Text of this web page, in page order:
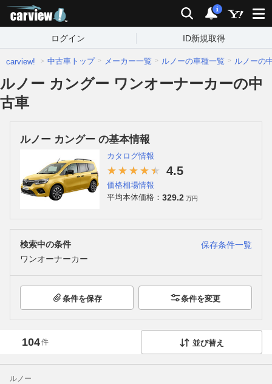
検索 通知
i
ログイン ID新規取得
carview! 中古車トップ メーカー一覧 ルノーの車種一覧 ルノーの
ルノー カングー ワンオーナーカーの中
古車
ルノー カングー の基本情報
カタログ情報
4.5
価格相場情報
平均本体価格： 329.2 万円
検索中の条件
保存条件一覧
ワンオーナーカー
条件を保存 条件を変更
104件 並び替え
ルノー